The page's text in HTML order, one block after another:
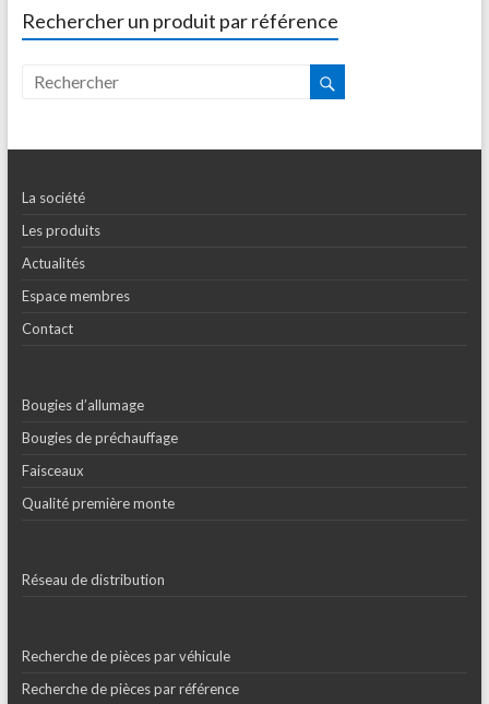
Rechercher un produit par référence
La société
Les produits
Actualités
Espace membres
Contact
Bougies d’allumage
Bougies de préchauffage
Faisceaux
Qualité première monte
Réseau de distribution
Recherche de pièces par véhicule
Recherche de pièces par référence